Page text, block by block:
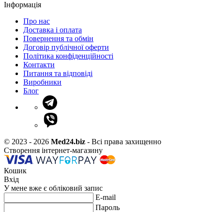
Інформація
Про нас
Доставка і оплата
Повернення та обмін
Договір публічної оферти
Політика конфіденційності
Контакти
Питання та відповіді
Виробники
Блог
© 2023 - 2026 Med24.biz - Всі права захищенно
Створення інтернет-магазину
Кошик
Вхід
У мене вже є обліковий запис
E-mail
Пароль